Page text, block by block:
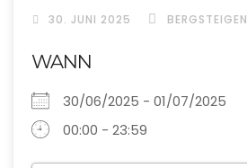
30. JUNI 2025 BERGSTEIGEN
WANN
30/06/2025 - 01/07/2025
00:00 - 23:59